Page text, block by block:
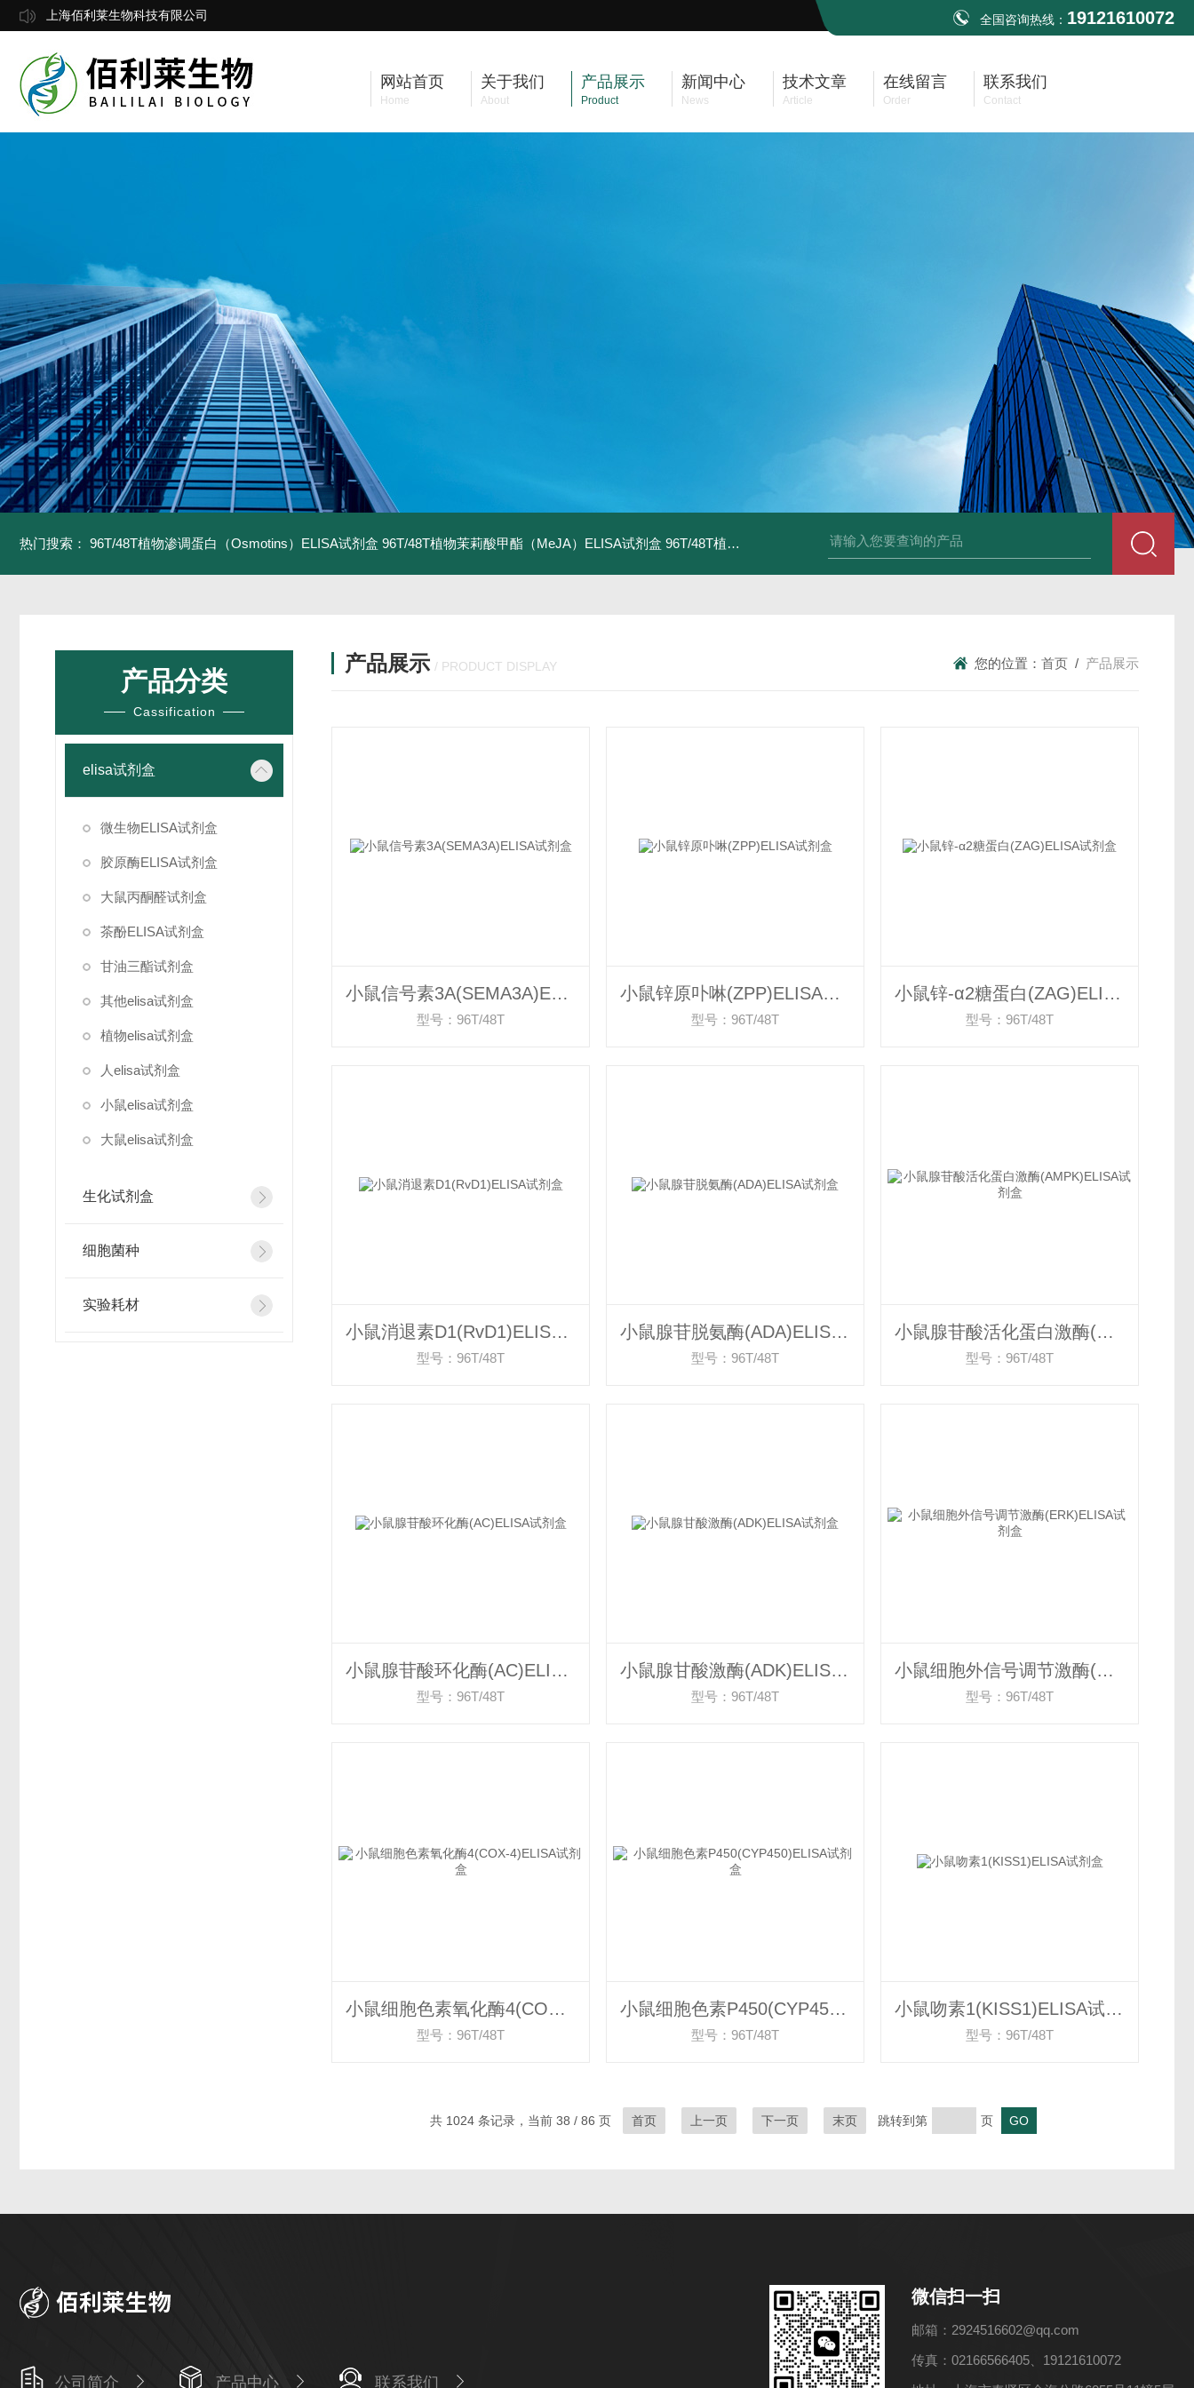
上海佰利莱生物科技有限公司 全国咨询热线： 19121610072
网站首页
Home
关于我们
About
产品展示
Product
新闻中心
News
技术文章
Article
在线留言
Order
联系我们
Contact
热门搜索： 96T/48T植物渗调蛋白（Osmotins）ELISA试剂盒 96T/48T植物茉莉酸甲酯（MeJA）ELISA试剂盒 96T/48T植物茉莉酸（JA）ELISA试剂盒 96T/48T植物可溶性淀粉（s-starch）ELISA试剂
产品分类
Cassification
elisa试剂盒
微生物ELISA试剂盒
胶原酶ELISA试剂盒
大鼠丙酮醛试剂盒
茶酚ELISA试剂盒
甘油三酯试剂盒
其他elisa试剂盒
植物elisa试剂盒
人elisa试剂盒
小鼠elisa试剂盒
大鼠elisa试剂盒
生化试剂盒
细胞菌种
实验耗材
产品展示 / PRODUCT DISPLAY 您的位置： 首页 / 产品展示
小鼠信号素3A(SEMA3A)ELISA试剂盒
型号：96T/48T
小鼠锌原卟啉(ZPP)ELISA试剂盒
型号：96T/48T
小鼠锌-α2糖蛋白(ZAG)ELISA试剂盒
型号：96T/48T
小鼠消退素D1(RvD1)ELISA试剂盒
型号：96T/48T
小鼠腺苷脱氨酶(ADA)ELISA试剂盒
型号：96T/48T
小鼠腺苷酸活化蛋白激酶(AMPK)ELISA试剂盒
型号：96T/48T
小鼠腺苷酸环化酶(AC)ELISA试剂盒
型号：96T/48T
小鼠腺甘酸激酶(ADK)ELISA试剂盒
型号：96T/48T
小鼠细胞外信号调节激酶(ERK)ELISA试剂盒
型号：96T/48T
小鼠细胞色素氧化酶4(COX-4)ELISA试剂盒
型号：96T/48T
小鼠细胞色素P450(CYP450)ELISA试剂盒
型号：96T/48T
小鼠吻素1(KISS1)ELISA试剂盒
型号：96T/48T
共 1024 条记录，当前 38 / 86 页 首页 上一页 下一页 末页 跳转到第 页
公司简介 产品中心 联系我们
微信扫一扫
邮箱：2924516602@qq.com
传真：02166566405、19121610072